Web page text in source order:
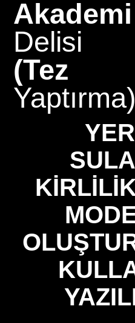
Akademi
Delisi
(Tez
Yaptırma)